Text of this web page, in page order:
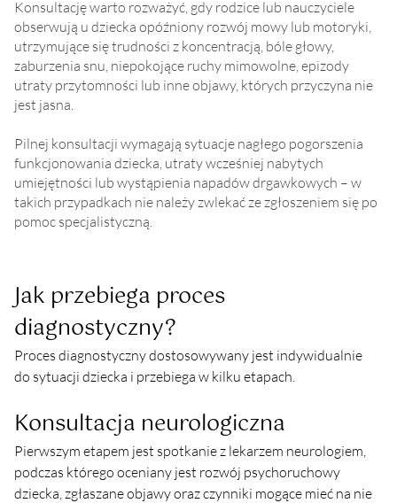
Konsultację warto rozważyć, gdy rodzice lub nauczyciele
obserwują u dziecka opóźniony rozwój mowy lub motoryki,
utrzymujące się trudności z koncentracją, bóle głowy,
zaburzenia snu, niepokojące ruchy mimowolne, epizody
utraty przytomności lub inne objawy, których przyczyna nie
jest jasna.
Pilnej konsultacji wymagają sytuacje nagłego pogorszenia
funkcjonowania dziecka, utraty wcześniej nabytych
umiejętności lub wystąpienia napadów drgawkowych – w
takich przypadkach nie należy zwlekać ze zgłoszeniem się po
pomoc specjalistyczną.
Jak przebiega proces
diagnostyczny?
Proces diagnostyczny dostosowywany jest indywidualnie
do sytuacji dziecka i przebiega w kilku etapach.
Konsultacja neurologiczna
Pierwszym etapem jest spotkanie z lekarzem neurologiem,
podczas którego oceniany jest rozwój psychoruchowy
dziecka, zgłaszane objawy oraz czynniki mogące mieć na nie